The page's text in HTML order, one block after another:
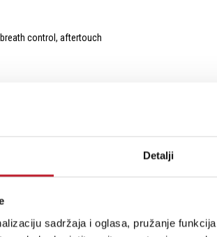
Detalji
sadržaja i oglasa, pružanje
control, aftertouch